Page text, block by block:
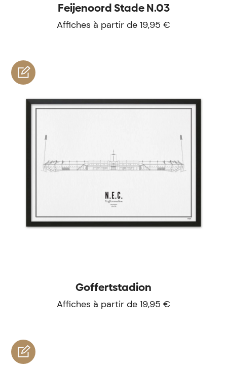
Feijenoord Stade N.03
Affiches à partir de 19,95 €
Goffertstadion
Affiches à partir de 19,95 €